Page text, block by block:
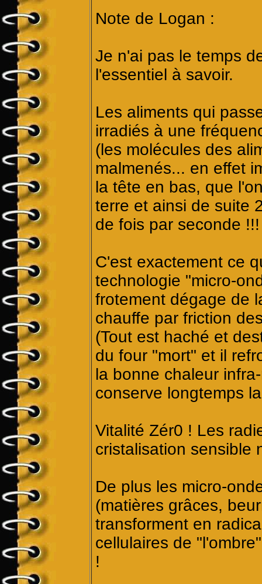
Note de Logan :
Je n'ai pas le temps
l'essentiel à savoir.
Les aliments qui
irradiés à une
(les molécules des
malmenés... en effet
la tête en bas, que
terre et ainsi de suite
de fois par seconde !!!
C'est exactement ce
technologie "micro-
frotement dégage de
chauffe par friction
(Tout est haché et
du four "mort" et il
la bonne chaleur
conserve longtemps
Vitalité Zér0 ! Les
cristalisation sensible
De plus les micro-
(matières grâces,
transforment en
cellulaires de
!